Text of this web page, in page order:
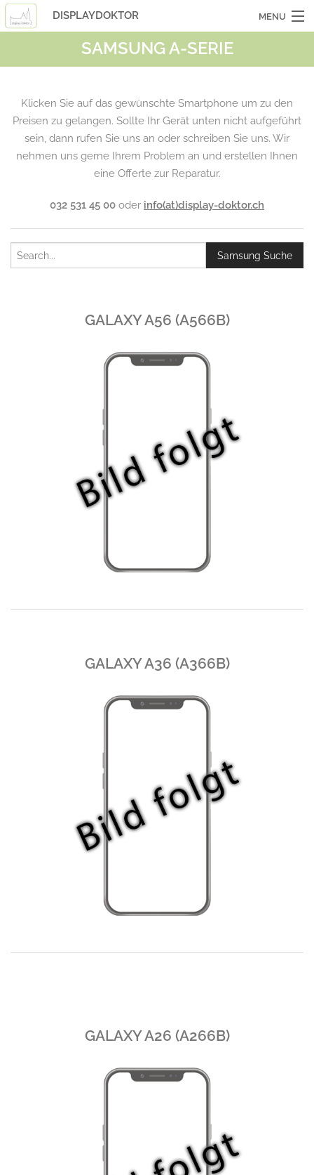
DISPLAYDOKTOR MENU
OCASSIONSGERÄTE
TABLETS
LAPTOPS
SAMSUNG A-SERIE
Klicken Sie auf das gewünschte Smartphone um zu den
Preisen zu gelangen. Sollte Ihr Gerät unten nicht aufgeführt
sein, dann rufen Sie uns an oder schreiben Sie uns. Wir
nehmen uns gerne Ihrem Problem an und erstellen Ihnen
eine Offerte zur Reparatur.
032 531 45 00 oder info(at)display-doktor.ch
GALAXY A56 (A566B)
GALAXY A36 (A366B)
GALAXY A26 (A266B)